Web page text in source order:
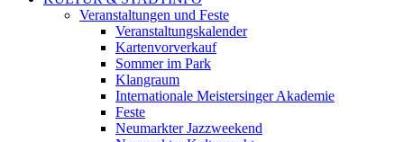
Veranstaltungen und Feste
Veranstaltungskalender
Kartenvorverkauf
Sommer im Park
Klangraum
Internationale Meistersinger Akademie
Feste
Neumarkter Jazzweekend